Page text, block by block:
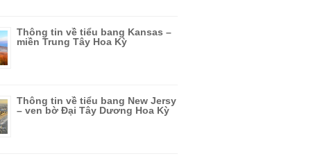
Thông tin về tiểu bang Kansas –
miền Trung Tây Hoa Kỳ
Thông tin về tiểu bang New Jersy
– ven bờ Đại Tây Dương Hoa Kỳ